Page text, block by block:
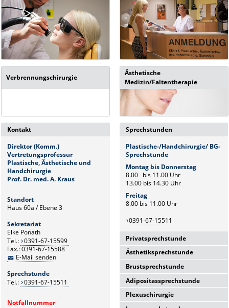
Verbrennungschirurgie
Ästhetische
Medizin/Faltentherapie
Kontakt
Direktor (Komm.)
Vertretungsprofessur
Plastische, Ästhetische und
Handchirurgie
Prof. Dr. med.A. Kraus
Standort
Haus 60a / Ebene 3
Sekretariat
Elke Ponath
Tel.: 0391-67-15599
Fax.: 0391-67-15588
E-Mail senden
Sprechstunde
Tel.: 0391-67-15511
Notfallnummer
Sprechstunden
Plastische-/Handchirurgie/ BG-
Sprechstunde
Montag bis Donnerstag
8.00 bis 11.00 Uhr
13.00 bis 14.30 Uhr
Freitag
8.00 bis 11.00 Uhr
0391-67-15511
Privatsprechstunde
Privatsprechstunde
nach Vereinbarung
0391-67-15599
Ästhetiksprechstunde
Prof. Dr. med. A. Kraus
OA Dr. med. S. Riwaldt
Termine nach Vereinbarung
unter
Brustsprechstunde
Oberarzt
Dr. med. M. Ovchinnikov
Montag 13:00 bis 15:00 Uhr
Adipositassprechstunde
Montags bis Donnerstags
13:00 bis 15:00 Uhr
Plexuschirurgie